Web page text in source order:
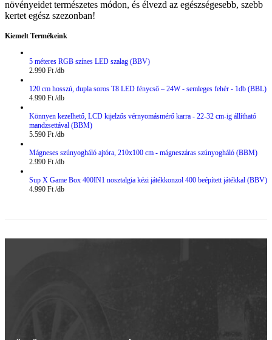
növényeidet természetes módon, és élvezd az egészségesebb, szebb
kertet egész szezonban!
Kiemelt Termékeink
5 méteres RGB színes LED szalag (BBV)
2.990 Ft
120 cm hosszú, dupla soros T8 LED fénycső – 24W - semleges fehér - 1db (BBL)
4.990 Ft
Könnyen kezelhető, LCD kijelzős vérnyomásmérő karra - 22-32 cm-ig állítható
mandzsettával (BBM)
5.590 Ft
Mágneses szúnyogháló ajtóra, 210x100 cm - mágneszáras szúnyogháló (BBM)
2.990 Ft
Sup X Game Box 400IN1 nosztalgia kézi játékkonzol 400 beépített játékkal (BBV)
4.990 Ft